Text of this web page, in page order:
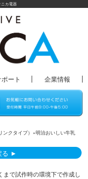
ニカ電器
ート 企業情報
ンクタイプ）×明治おいしい牛乳
る ►
で試作時の環境下で作成し